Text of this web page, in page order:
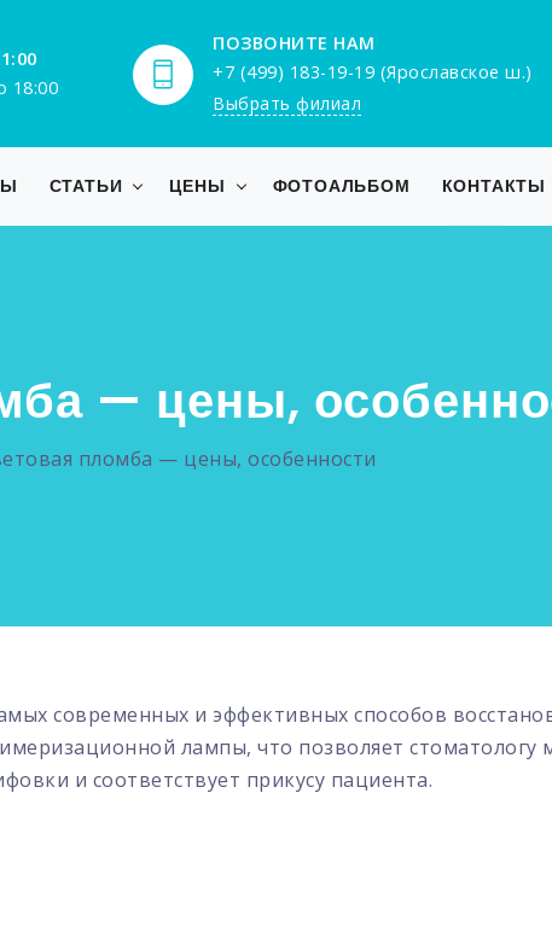
18:00
ПОЗВОНИТЕ НАМ
+7 (499) 183-19-19 (Ярославское ш.)
Выбрать филиал
СТАТЬИ ЦЕНЫ ФОТОАЛЬБОМ КОНТАКТЫ
— цены,
пломба — цены, особенности
современных и эффективных способов
лампы, что позволяет стоматологу
и соответствует прикусу пациента.